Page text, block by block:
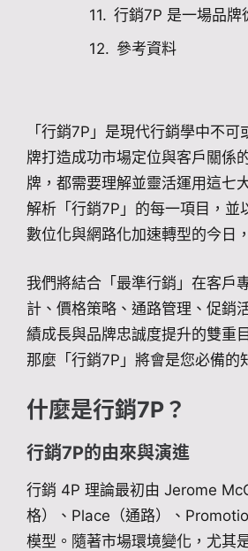
行銷7P 是一場品牌
參考資料
「行銷7P」是現代行銷學中不
牌打造成功市場定位與客戶關係
牌，都需要理解並靈活運用這七
解析「行銷7P」的每一項目，並
數位化與網路化加速轉型的今日
我們將結合「最準行銷」在客戶
計、價格策略、通路管理、促銷
績成長與品牌忠誠度提升的雙重
那麼「行銷7P」將會是您必備的
什麼是行銷7P？
行銷7P的由來與演進
行銷 4P 理論最初由 Jerome
格）、Place（通路）、
模型。隨著市場環境變化，尤其